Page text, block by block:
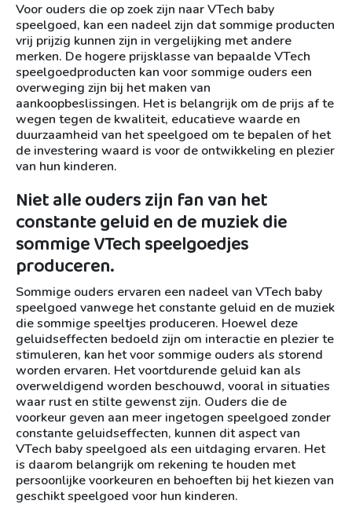
Voor ouders die op zoek zijn naar VTech baby
speelgoed, kan een nadeel zijn dat sommige producten
vrij prijzig kunnen zijn in vergelijking met andere
merken. De hogere prijsklasse van bepaalde VTech
speelgoedproducten kan voor sommige ouders een
overweging zijn bij het maken van
aankoopbeslissingen. Het is belangrijk om de prijs af te
wegen tegen de kwaliteit, educatieve waarde en
duurzaamheid van het speelgoed om te bepalen of het
de investering waard is voor de ontwikkeling en plezier
van hun kinderen.
Niet alle ouders zijn fan van het
constante geluid en de muziek die
sommige VTech speelgoedjes
produceren.
Sommige ouders ervaren een nadeel van VTech baby
speelgoed vanwege het constante geluid en de muziek
die sommige speeltjes produceren. Hoewel deze
geluidseffecten bedoeld zijn om interactie en plezier te
stimuleren, kan het voor sommige ouders als storend
worden ervaren. Het voortdurende geluid kan als
overweldigend worden beschouwd, vooral in situaties
waar rust en stilte gewenst zijn. Ouders die de
voorkeur geven aan meer ingetogen speelgoed zonder
constante geluidseffecten, kunnen dit aspect van
VTech baby speelgoed als een uitdaging ervaren. Het
is daarom belangrijk om rekening te houden met
persoonlijke voorkeuren en behoeften bij het kiezen van
geschikt speelgoed voor hun kinderen.